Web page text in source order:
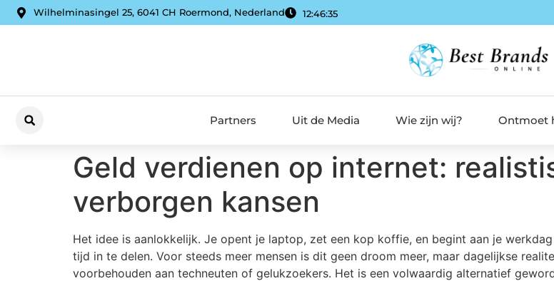
Wilhelminasingel 25, 6041 CH Roermond, Nederland 12:46:36
Partners Uit de Media Wie zijn wij? Ontmoet
Geld verdienen op internet:
verborgen kansen
Het idee is aanlokkelijk. Je opent je laptop, zet een kop koffie, en begint aan je
tijd in te delen. Voor steeds meer mensen is dit geen droom meer, maar dagelijkse
voorbehouden aan techneuten of gelukzoekers. Het is een volwaardig alternatief